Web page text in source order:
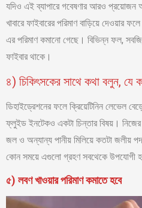
যদিও এই ব্যাপারে গবেষণার আরও প্রয়োজন
খাবারে ফাইবারের পরিমাণ বাড়িয়ে দেওয়ার
এর পরিমাণ কমানো গেছে। বিভিন্ন ফল,
ফাইবার থাকে।
৪) চিকিৎসকের সাথে কথা বলুন, যে
ডিহাইড্রেশনের ফলে ক্রিয়েটিনিন লেভেল
ফ্লুইড ইনটেকও একটা চিন্তার বিষয়। নিজের
জল ও অন্যান্য পানীয় মিলিয়ে কতটা জলীয়
কোন সময়ে এগুলো গ্রহণ সবথেকে উপযোগী
৫) লবণ খাওয়ার পরিমাণ কমাতে হবে